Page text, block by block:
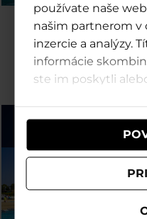
používate naše
našim partnerom v
inzercie a analýzy.
informácie
ste im poskytli
Odkryj
Tatralandia (SK)